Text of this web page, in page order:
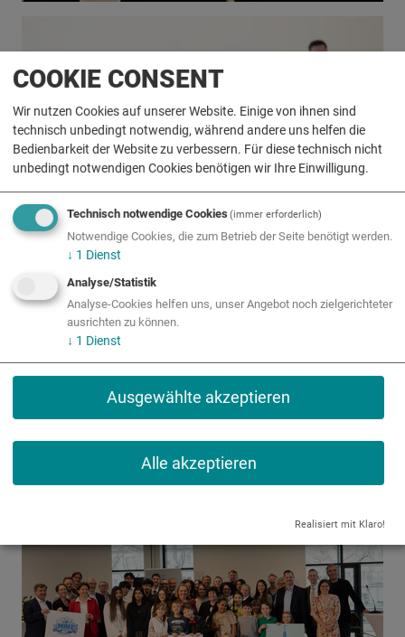
COOKIE CONSENT
Wir nutzen Cookies auf unserer Website. Einige von ihnen sind
technisch unbedingt notwendig, während andere uns helfen die
Bedienbarkeit der Website zu verbessern. Für diese technisch nicht
unbedingt notwendigen Cookies benötigen wir Ihre Einwilligung.
Technisch notwendige Cookies(immer erforderlich)
Notwendige Cookies, die zum Betrieb der Seite benötigt werden.
↓ 1 Dienst
Analyse/Statistik
Analyse-Cookies helfen uns, unser Angebot noch zielgerichteter
ausrichten zu können.
↓ 1 Dienst
Ausgewählte akzeptieren
Alle akzeptieren
Realisiert mit Klaro!